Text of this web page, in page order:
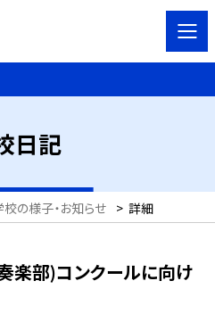
日記
校の様子・お知らせ > 詳細
楽部)コンクールに向け